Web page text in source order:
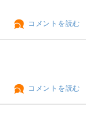
コメントを読む
コメントを読む